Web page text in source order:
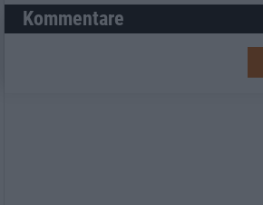
Kommentare